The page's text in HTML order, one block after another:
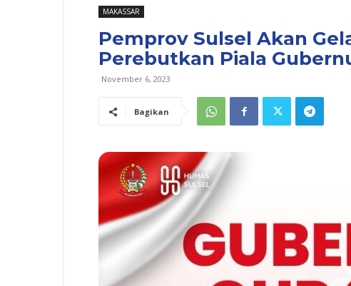
MAKASSAR
Pemprov Sulsel Akan
Perebutkan Piala
November 6, 2023
Bagikan